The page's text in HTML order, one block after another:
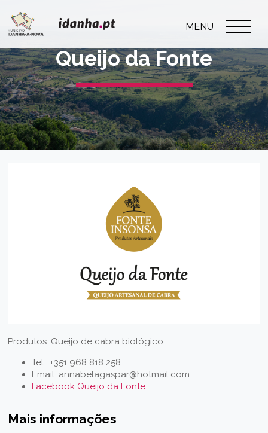
MENU
Queijo da Fonte
Produtos: Queijo de cabra biológico
Tel.: +351 968 818 258
Email: annabelagaspar@hotmail.com
Facebook Queijo da Fonte
Mais informações